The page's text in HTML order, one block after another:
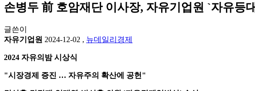
손병두 前 호암재단 이사장, 자유기업원 `자유등
글쓴이
자유기업원 2024-12-02 , 뉴데일리경제
2024 자유의밤 시상식
"시장경제 증진 … 자유주의 확산에 공헌"